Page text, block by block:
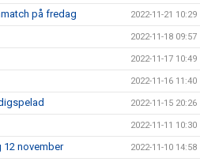
på fredag 2022-11-21 10:29
2022-11-18 09:57
2022-11-17 10:49
2022-11-16 11:40
2022-11-15 20:26
2022-11-11 10:30
12 november 2022-11-10 14:58